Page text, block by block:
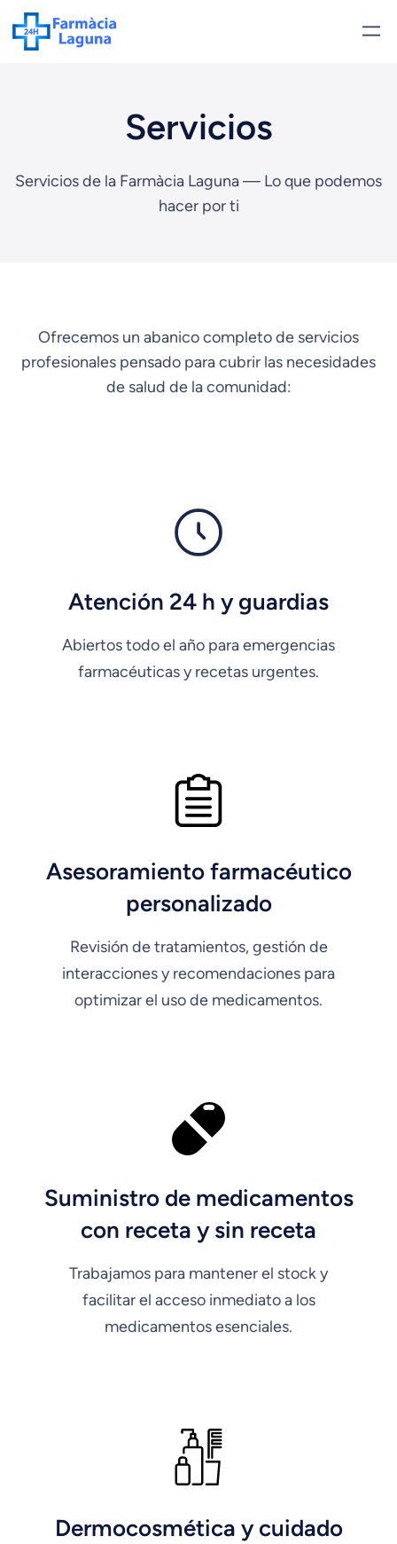
Servicios
Servicios de la Farmàcia Laguna — Lo que podemos
hacer por ti
Ofrecemos un abanico completo de servicios
profesionales pensado para cubrir las necesidades
de salud de la comunidad:
Atención 24 h y guardias
Abiertos todo el año para emergencias
farmacéuticas y recetas urgentes.
Asesoramiento farmacéutico
personalizado
Revisión de tratamientos, gestión de
interacciones y recomendaciones para
optimizar el uso de medicamentos.
Suministro de medicamentos
con receta y sin receta
Trabajamos para mantener el stock y
facilitar el acceso inmediato a los
medicamentos esenciales.
Dermocosmética y cuidado